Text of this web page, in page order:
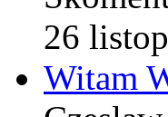
26
Witam